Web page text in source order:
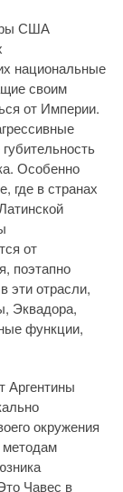
США
национальные
своим
от Империи.
Особенно
где в странах
от
поэтапно
эти отрасли,
Эквадора,
функции,
Аргентины
окружения
методам
Чавес в